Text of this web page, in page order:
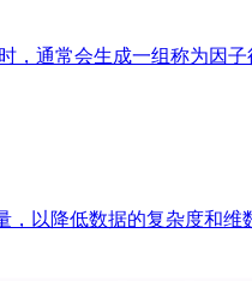
，通常会生成一组称为因
以降低数据的复杂度和